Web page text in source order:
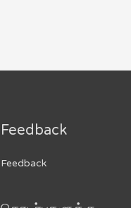
Feedback
Feedback